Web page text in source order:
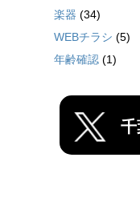
楽器 (34)
WEBチラシ (5)
年齢確認 (1)
千